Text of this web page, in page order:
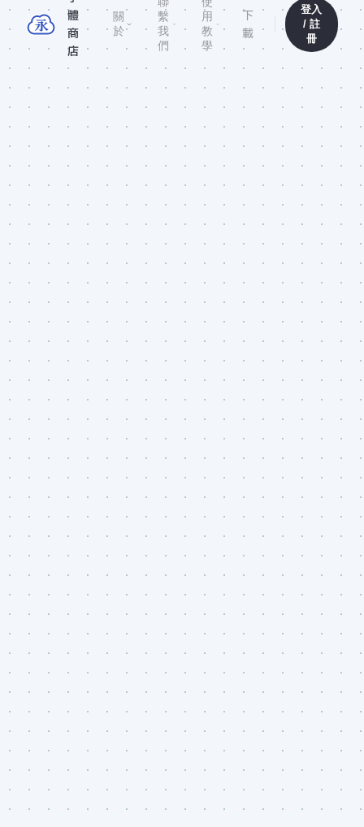
體
商
店
關
於
繫
我
們
用
教
學
下
載
登入
/ 註
冊